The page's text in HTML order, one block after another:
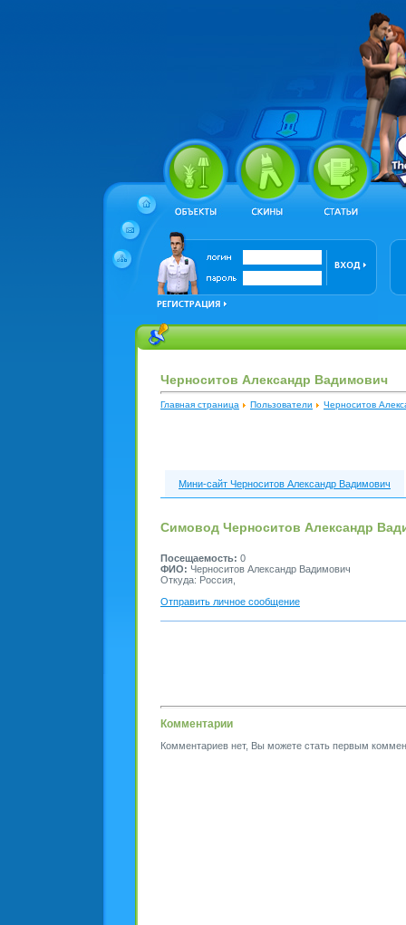
Черноситов Александр Вадимович
Главная страница Пользователи Черноситов
Мини-сайт Черноситов Александр Вадимович
Симовод Черноситов Александр
Посещаемость: 0
ФИО: Черноситов Александр Вадимович
Откуда: Россия,
Отправить личное сообщение
Комментарии
Комментариев нет, Вы можете стать первым